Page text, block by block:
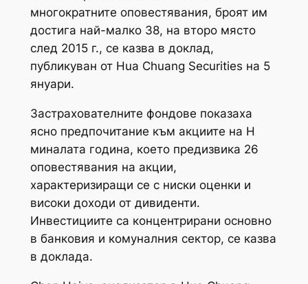
многократните оповестявания, броят им
достига най-малко 38, на второ място
след 2015 г., се казва в доклад,
публикуван от Hua Chuang Securities на 5
януари.
Застрахователните фондове показаха
ясно предпочитание към акциите на H
миналата година, което предизвика 26
оповестявания на акции,
характеризиращи се с ниски оценки и
високи доходи от дивиденти.
Инвестициите са концентрирани основно
в банковия и комуналния сектор, се казва
в доклада.